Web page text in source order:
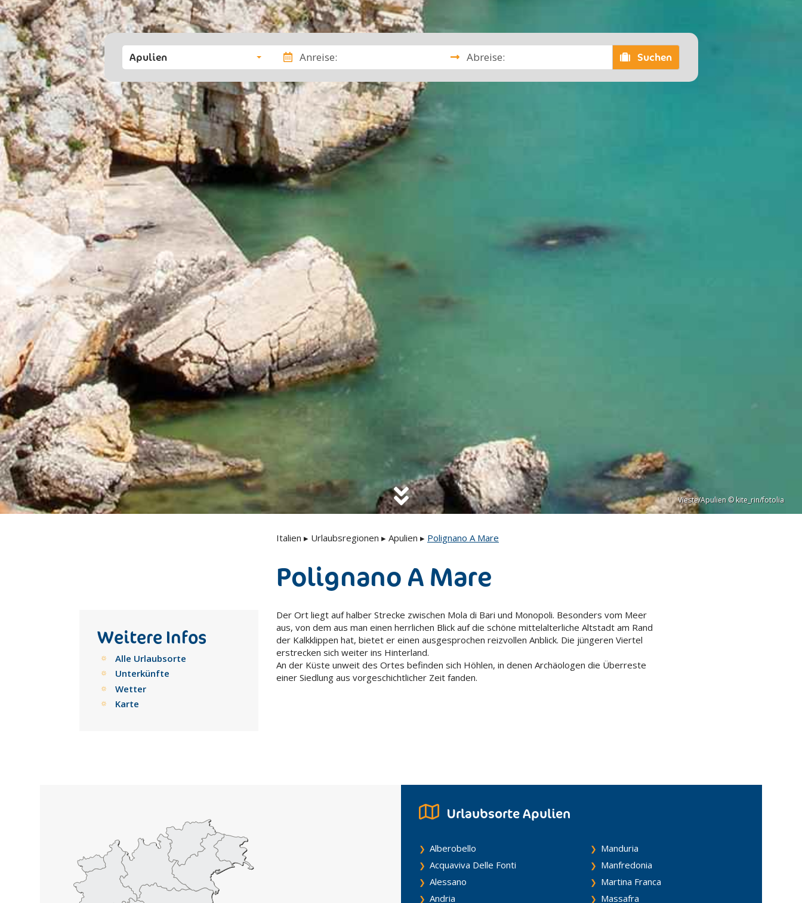
Vieste/Apulien © kite_rin/fotolia
Apulien Anreise: Abreise: Suchen
Italien ▸ Urlaubsregionen ▸ Apulien ▸ Polignano A Mare
Polignano A Mare
Der Ort liegt auf halber Strecke zwischen Mola di Bari und Monopoli. Besonders vom Meer
aus, von dem aus man einen herrlichen Blick auf die schöne mittelalterliche Altstadt am Rand
der Kalkklippen hat, bietet er einen ausgesprochen reizvollen Anblick. Die jüngeren Viertel
erstrecken sich weiter ins Hinterland.
An der Küste unweit des Ortes befinden sich Höhlen, in denen Archäologen die Überreste
einer Siedlung aus vorgeschichtlicher Zeit fanden.
Weitere Infos
Alle Urlaubsorte
Unterkünfte
Wetter
Karte
Urlaubsorte Apulien
Alberobello
Acquaviva Delle Fonti
Alessano
Andria
Manduria
Manfredonia
Martina Franca
Massafra